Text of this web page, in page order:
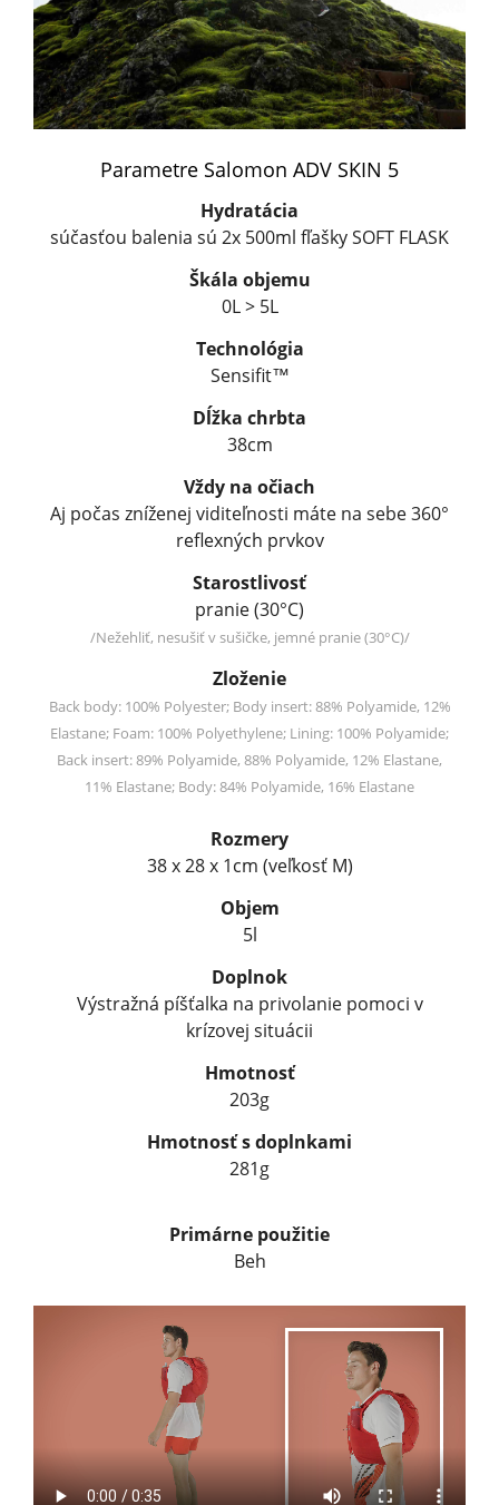
Parametre Salomon ADV SKIN 5
Hydratácia
súčasťou balenia sú 2x 500ml fľašky SOFT FLASK
Škála objemu
0L > 5L
Technológia
Sensifit™
Dĺžka chrbta
38cm
Vždy na očiach
Aj počas zníženej viditeľnosti máte na sebe 360°
reflexných prvkov
Starostlivosť
pranie (30°C)
/Nežehliť, nesušiť v sušičke, jemné pranie (30°C)/
Zloženie
Back body: 100% Polyester; Body insert: 88% Polyamide, 12%
Elastane; Foam: 100% Polyethylene; Lining: 100% Polyamide;
Back insert: 89% Polyamide, 88% Polyamide, 12% Elastane,
11% Elastane; Body: 84% Polyamide, 16% Elastane
Rozmery
38 x 28 x 1cm (veľkosť M)
Objem
5l
Doplnok
Výstražná píšťalka na privolanie pomoci v
krízovej situácii
Hmotnosť
203g
Hmotnosť s doplnkami
281g
Primárne použitie
Beh